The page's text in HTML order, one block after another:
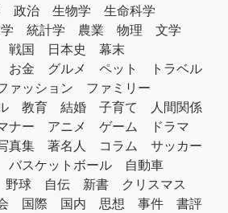
政治 生物学
生命科学
統計学 農業 物理
文学
戦国 日本史
幕末
お金 グルメ ペット
トラベル
ァッション
ファミリー
教育 結婚 子育て
人間関係
ナー アニメ ゲーム
ドラマ
真集 著名人 コラム
サッカー
バスケットボール
自動車
野球 自伝 新書
クリスマス
国際 国内 思想 事件
書評